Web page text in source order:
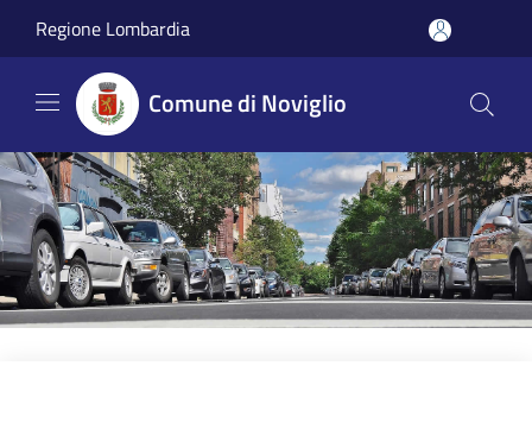
Regione Lombardia
Comune di Noviglio